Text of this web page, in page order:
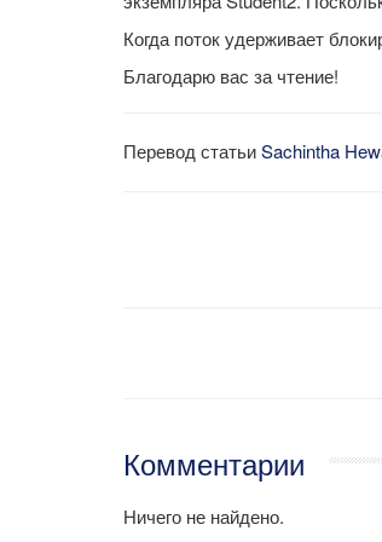
Когда поток удерживает
Благодарю вас за чтение!
Перевод статьиSachintha
Комментарии
Ничего не найдено.